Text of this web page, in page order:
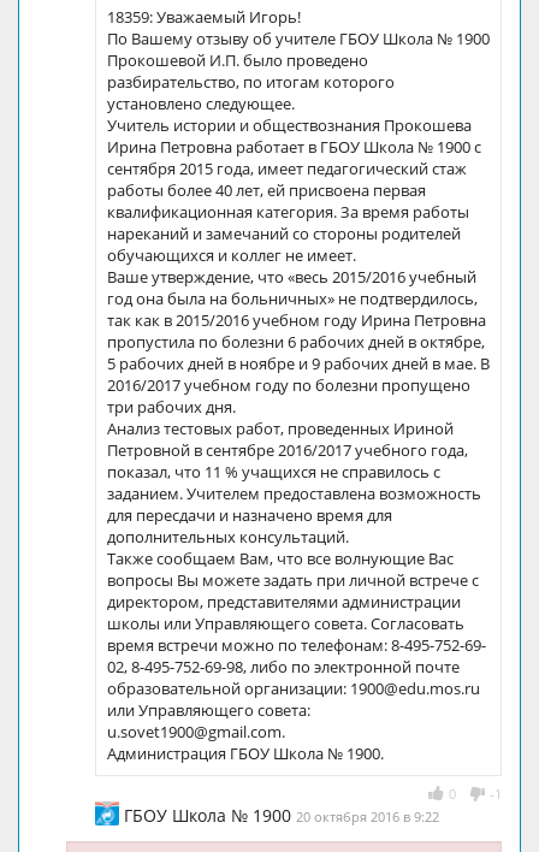
18359: Уважаемый Игорь!
По Вашему отзыву об учителе ГБОУ Школа № 1900
Прокошевой И.П. было проведено
разбирательство, по итогам которого
установлено следующее.
Учитель истории и обществознания Прокошева
Ирина Петровна работает в ГБОУ Школа № 1900 с
сентября 2015 года, имеет педагогический стаж
работы более 40 лет, ей присвоена первая
квалификационная категория. За время работы
нареканий и замечаний со стороны родителей
обучающихся и коллег не имеет.
Ваше утверждение, что «весь 2015/2016 учебный
год она была на больничных» не подтвердилось,
так как в 2015/2016 учебном году Ирина Петровна
пропустила по болезни 6 рабочих дней в октябре,
5 рабочих дней в ноябре и 9 рабочих дней в мае. В
2016/2017 учебном году по болезни пропущено
три рабочих дня.
Анализ тестовых работ, проведенных Ириной
Петровной в сентябре 2016/2017 учебного года,
показал, что 11 % учащихся не справилось с
заданием. Учителем предоставлена возможность
для пересдачи и назначено время для
дополнительных консультаций.
Также сообщаем Вам, что все волнующие Вас
вопросы Вы можете задать при личной встрече с
директором, представителями администрации
школы или Управляющего совета. Согласовать
время встречи можно по телефонам: 8-495-752-69-
02, 8-495-752-69-98, либо по электронной почте
образовательной организации: 1900@edu.mos.ru
или Управляющего совета:
u.sovet1900@gmail.com.
Администрация ГБОУ Школа № 1900.
0 -1
ГБОУ Школа № 1900 20 октября 2016 в 9:22